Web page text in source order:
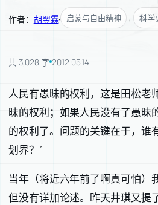
作者： 胡翌霖· 启蒙与自由精神 , 科学
共 3,028 字 2012.05.14
人民有愚昧的权利，这是田松老
昧的权利；如果人民没有了愚昧
的权利了。问题的关键在于，谁
划界？”
当年（将近六年前了啊真可怕）
但没有详加论述。昨天井琪又提